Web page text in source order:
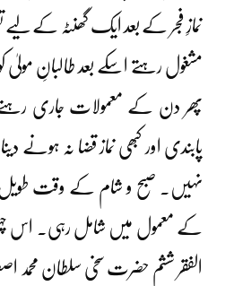
نمازِ فجر کے بعد ایک گھنٹہ کے لیے
مشغول رہتے اسکے بعد طالبانِ مولیٰ
پھر دن کے معمولات جاری
پابندی اور کبھی نماز قضا نہ
نہیں۔ صبح و شام کے وقت
کے معمول میں شامل رہی۔ اس
الفقر ششم حضرت سخی سلطان محمد